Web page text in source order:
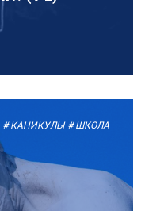
# КАНИКУЛЫ # ШКОЛА